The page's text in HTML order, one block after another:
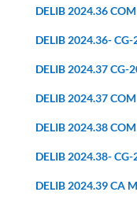
DELIB 2024.36
DELIB 2024.36-
DELIB 2024.37
DELIB 2024.37
DELIB 2024.38
DELIB 2024.38-
DELIB 2024.39 CA